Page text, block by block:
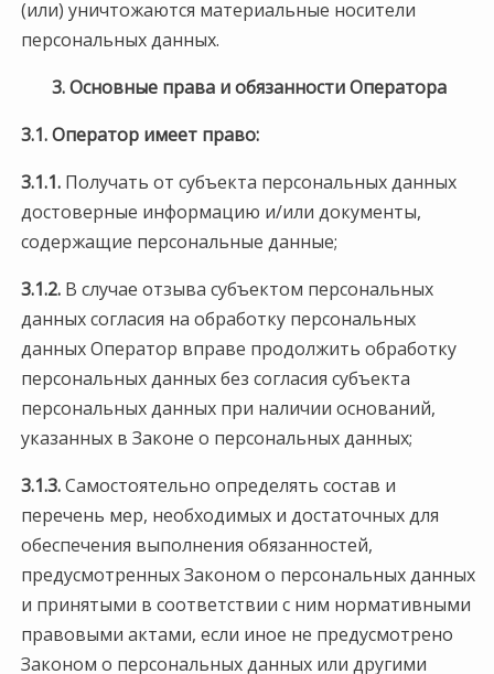
(или) уничтожаются материальные носители
персональных данных.
3. Основные права и обязанности Оператора
3.1. Оператор имеет право:
3.1.1. Получать от субъекта персональных данных
достоверные информацию и/или документы,
содержащие персональные данные;
3.1.2. В случае отзыва субъектом персональных
данных согласия на обработку персональных
данных Оператор вправе продолжить обработку
персональных данных без согласия субъекта
персональных данных при наличии оснований,
указанных в Законе о персональных данных;
3.1.3.Самостоятельно определять состав и
перечень мер, необходимых и достаточных для
обеспечения выполнения обязанностей,
предусмотренных Законом о персональных данных
и принятыми в соответствии с ним нормативными
правовыми актами, если иное не предусмотрено
Законом о персональных данных или другими